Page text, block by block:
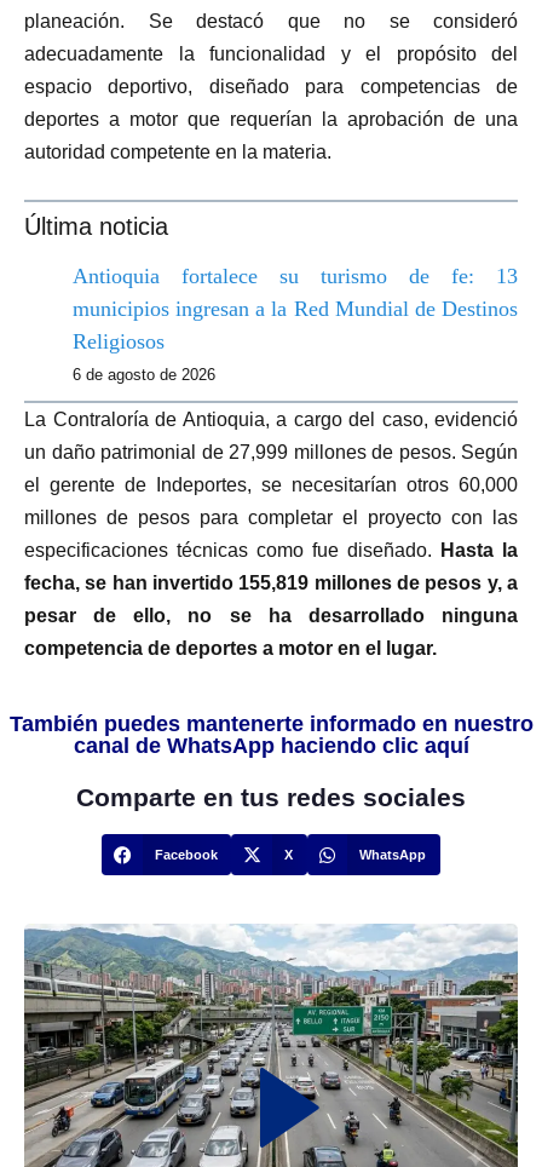
planeación. Se destacó que no se consideró
adecuadamente la funcionalidad y el propósito del
espacio deportivo, diseñado para competencias de
deportes a motor que requerían la aprobación de una
autoridad competente en la materia.
Última noticia
Antioquia fortalece su turismo de fe: 13
municipios ingresan a la Red Mundial de Destinos
Religiosos
6 de agosto de 2026
La Contraloría de Antioquia, a cargo del caso, evidenció
un daño patrimonial de 27,999 millones de pesos. Según
el gerente de Indeportes, se necesitarían otros 60,000
millones de pesos para completar el proyecto con las
especificaciones técnicas como fue diseñado.
Hasta la
fecha, se han invertido 155,819 millones de pesos y, a
pesar de ello, no se ha desarrollado ninguna
competencia de deportes a motor en el lugar.
También puedes mantenerte informado en nuestro
canal de WhatsApp haciendo clic aquí
Comparte en tus redes sociales
Facebook X WhatsApp